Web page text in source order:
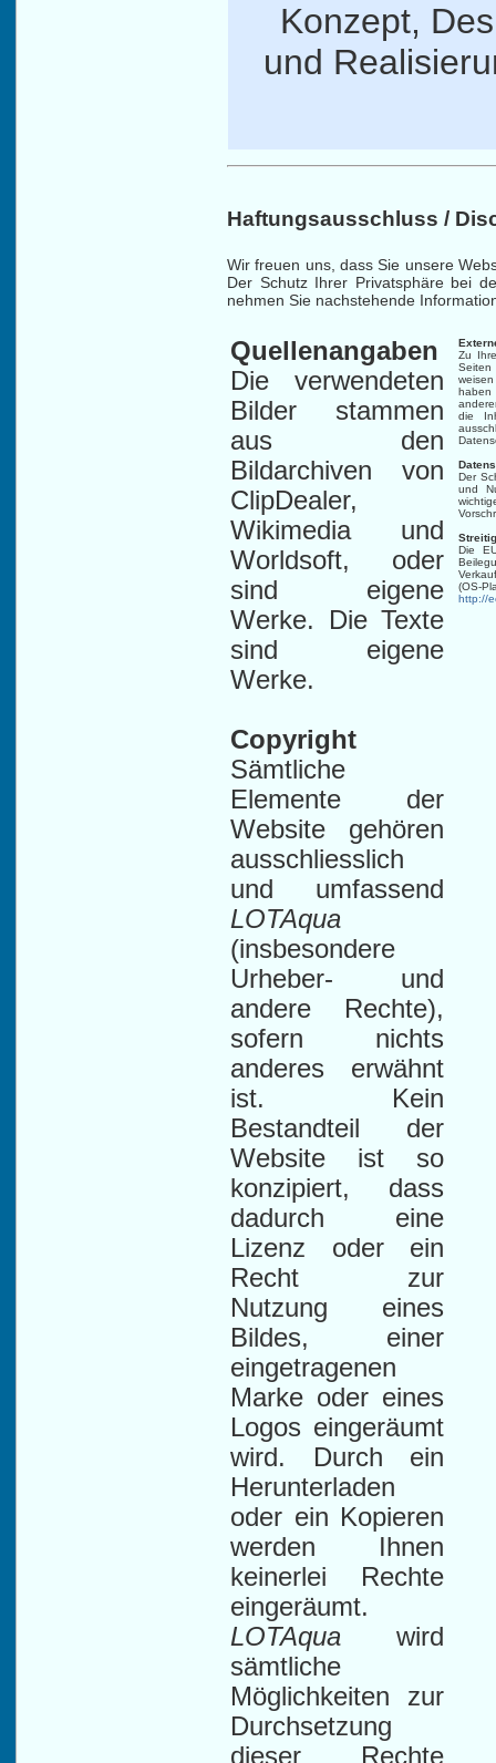
Konzept,
und
Haftungsausschluss /
Wir freuen uns, dass Sie unsere
Der Schutz Ihrer Privatsphäre bei
nehmen Sie nachstehende
Quellenangaben
Die verwendeten
Bilder stammen
aus den
Bildarchiven von
ClipDealer,
Wikimedia und
Worldsoft, oder
sind eigene
Werke. Die Texte
sind eigene
Werke.
Copyright
Sämtliche
Elemente der
Website gehören
ausschliesslich
und umfassend
LOTAqua
(insbesondere
Urheber- und
andere Rechte),
sofern nichts
anderes erwähnt
ist. Kein
Bestandteil der
Website ist so
konzipiert, dass
dadurch eine
Lizenz oder ein
Recht zur
Nutzung eines
Bildes, einer
eingetragenen
Marke oder eines
Logos eingeräumt
wird. Durch ein
Herunterladen
oder ein Kopieren
werden Ihnen
keinerlei Rechte
eingeräumt.
LOTAqua wird
sämtliche
Möglichkeiten zur
Durchsetzung
dieser Rechte
Zu
Seiten
haben
die
Der
und
Die
(OS-
http://